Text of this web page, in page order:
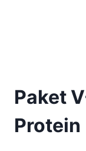
Paket
Protein